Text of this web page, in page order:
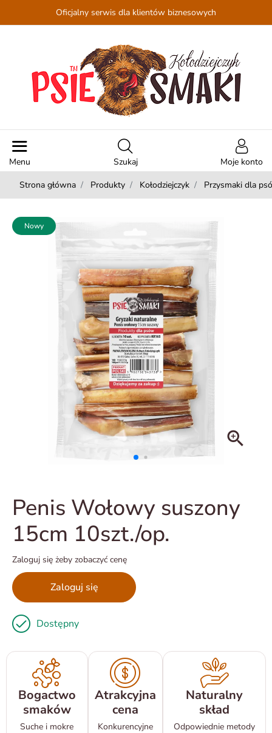
Oficjalny serwis dla klientów biznesowych
Menu Szukaj
Moje konto
Strona główna
Produkty Kołodziejczyk Przysmaki dla
Nowy
zoom_in
Penis Wołowy suszony
15cm 10szt./op.
Zaloguj się żeby zobaczyć cenę
Zaloguj się
Dostępny
Bogactwo
smaków
Suche i mokre
Atrakcyjna
cena
Konkurencyjne
Naturalny
skład
Odpowiednie metody